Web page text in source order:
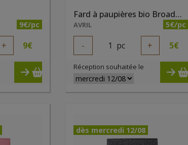
9€/pc
+ 9€
Fard à paupières bio Broadway mat
AVRIL 5€/pc
- 1 pc + 5€
Réception souhaitée le
dès mercredi 12/08